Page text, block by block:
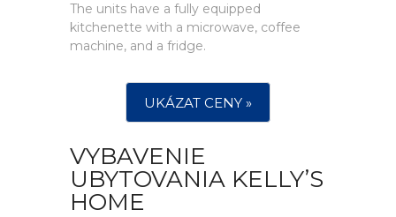
The units have a fully equipped
kitchenette with a microwave, coffee
machine, and a fridge.
UKÁZAT CENY »
VYBAVENIE
UBYTOVANIA KELLY’S
HOME